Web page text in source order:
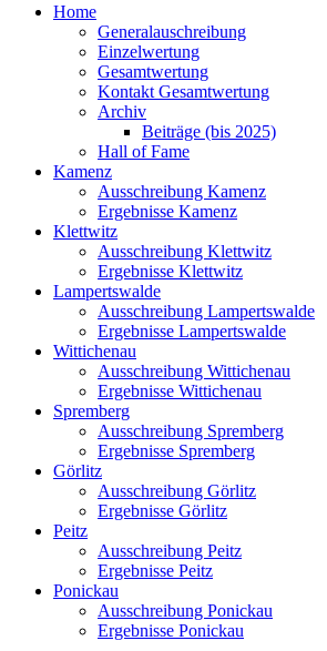
Home
Generalauschreibung
Einzelwertung
Gesamtwertung
Kontakt Gesamtwertung
Archiv
Beiträge (bis 2025)
Hall of Fame
Kamenz
Ausschreibung Kamenz
Ergebnisse Kamenz
Klettwitz
Ausschreibung Klettwitz
Ergebnisse Klettwitz
Lampertswalde
Ausschreibung Lampertswalde
Ergebnisse Lampertswalde
Wittichenau
Ausschreibung Wittichenau
Ergebnisse Wittichenau
Spremberg
Ausschreibung Spremberg
Ergebnisse Spremberg
Görlitz
Ausschreibung Görlitz
Ergebnisse Görlitz
Peitz
Ausschreibung Peitz
Ergebnisse Peitz
Ponickau
Ausschreibung Ponickau
Ergebnisse Ponickau